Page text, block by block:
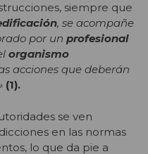
siempre que
, se acompañe
por un profesional
organismo
acciones que deberán
(1).
se ven
en las normas
lo que da pie a